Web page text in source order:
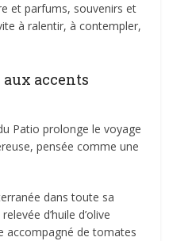
et parfums, souvenirs et
à ralentir, à contempler,
accents
Patio prolonge le voyage
pensée comme une
dans toute sa
d’huile d’olive
accompagné de tomates